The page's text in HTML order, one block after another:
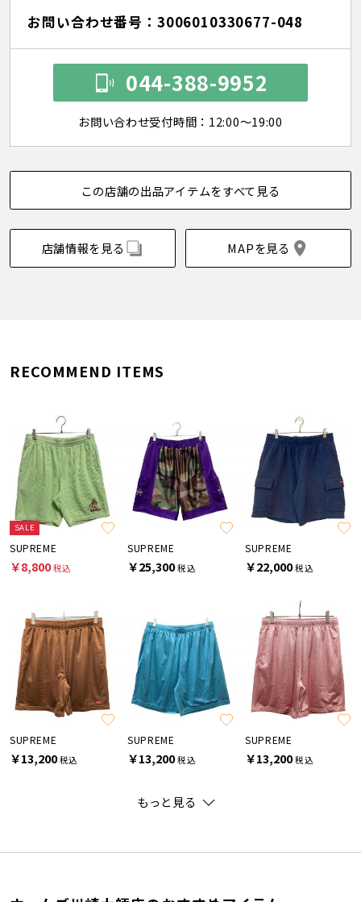
お問い合わせ番号：3006010330677-048
044-388-9952
お問い合わせ受付時間：12:00～19:00
この店舗の出品アイテムをすべて見る
店舗情報を見る MAPを見る
RECOMMEND ITEMS
SALE
SUPREME
￥8,800税込
SUPREME
￥25,300税込
SUPREME
￥22,000税込
SUPREME
￥13,200税込
SUPREME
￥13,200税込
SUPREME
￥13,200税込
もっと見る